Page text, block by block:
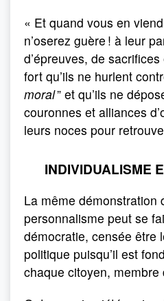
« Et quand vous en
n’oserez guère ! à leur
d’épreuves, de
fort qu’ils ne hurlent
moral” et qu’ils ne
couronnes et alliances
leurs noces pour
INDIVIDUALISME
La même démonstration
personnalisme peut se
démocratie, censée être
politique puisqu’il est
chaque citoyen, membre